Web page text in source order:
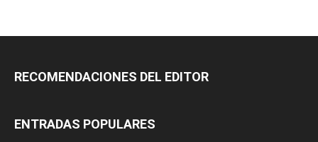
RECOMENDACIONES DEL EDITOR
ENTRADAS POPULARES